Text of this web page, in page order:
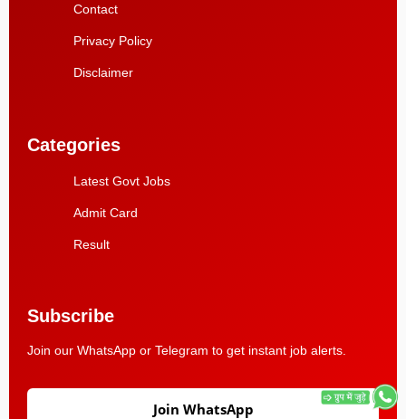
Contact
Privacy Policy
Disclaimer
Categories
Latest Govt Jobs
Admit Card
Result
Subscribe
Join our WhatsApp or Telegram to get instant job alerts.
Join WhatsApp